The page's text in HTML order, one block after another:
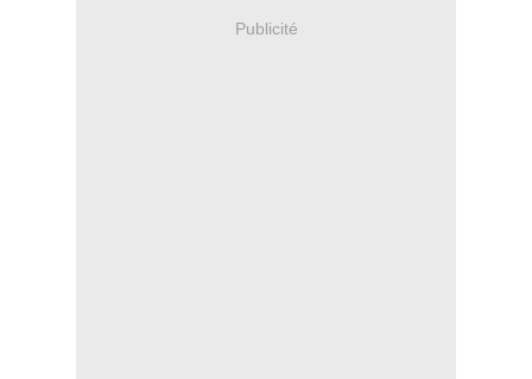
Publicité